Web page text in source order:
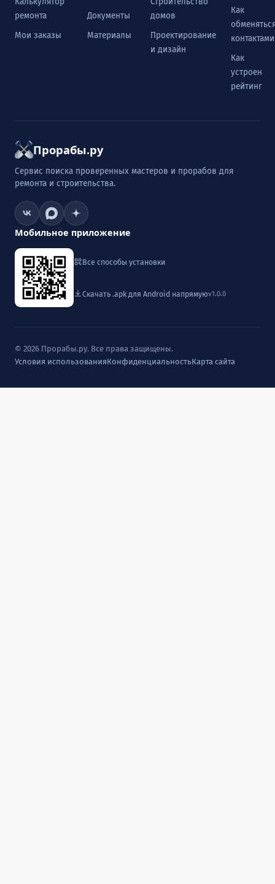
ремонта
Мои заказы
Документы
Материалы
домов
Проектирование
и дизайн
Как
контактами
Как
устроен
рейтинг
Прорабы.ру
Сервис поиска проверенных мастеров и прорабов для
ремонта и строительства.
Мобильное приложение
Все способы установки
Скачать .apk для Android напрямуюv1.0.0
© 2026 Прорабы.ру. Все права защищены.
Условия использованияКонфиденциальностьКарта сайта